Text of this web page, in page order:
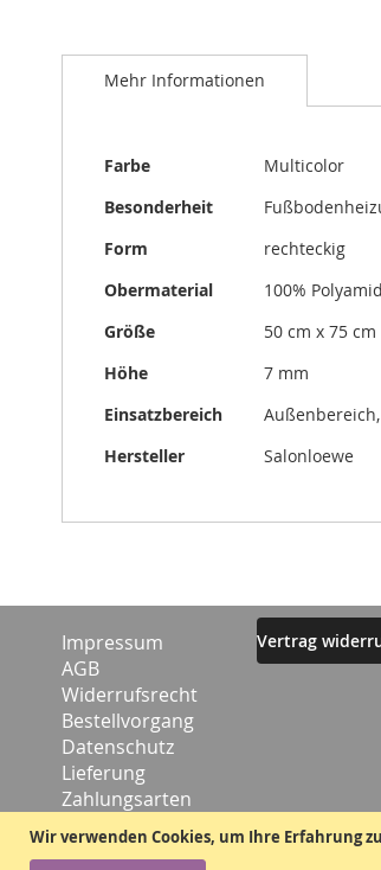
Wir verwenden Cookies, um Ihre Erfahrung
Mehr Informationen
Mehr
Farbe
Multicolor
Besonderheit
Form
rechteckig
Obermaterial
100% Polyamid
Größe
50 cm x 75 cm
Höhe
7 mm
Einsatzbereich
Hersteller
Salonloewe
Impressum
AGB
Widerrufsrecht
Bestellvorgang
Datenschutz
Lieferung
Zahlungsarten
Kontakt
Vertrag